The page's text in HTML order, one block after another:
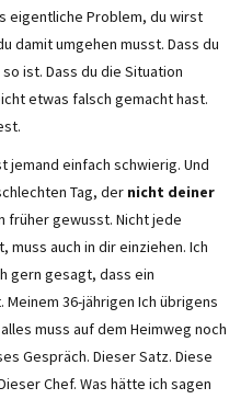
eigentliche Problem, du wirst
damit umgehen musst. Dass du
ist. Dass du die Situation
etwas falsch gemacht hast.
jemand einfach schwierig. Und
Tag, der nicht deiner
früher gewusst. Nicht jede
muss auch in dir einziehen. Ich
gern gesagt, dass ein
36-jährigen Ich übrigens
muss auf dem Heimweg noch
Gespräch. Dieser Satz. Diese
Chef. Was hätte ich sagen